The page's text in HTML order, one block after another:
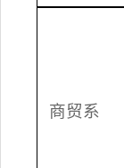
商贸系